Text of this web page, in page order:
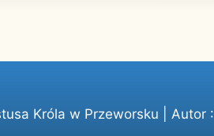
Króla w Przeworsku | Autor :